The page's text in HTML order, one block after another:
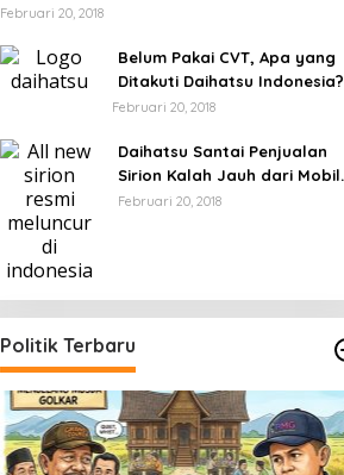
Februari 20, 2018
Belum Pakai CVT, Apa yang
Ditakuti Daihatsu Indonesia?
Februari 20, 2018
Daihatsu Santai Penjualan
Sirion Kalah Jauh dari Mobil
LCGC
Februari 20, 2018
Politik Terbaru